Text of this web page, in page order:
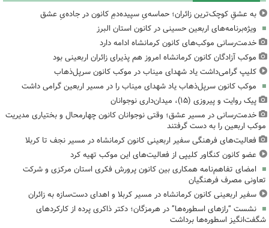
به عشقِ کوچک‌ترین زائران؛ حماسه‌یِ سپیده‌دمِ کانون در جاده‌یِ عشق
ویژه‌برنامه‌های اربعین حسینی در کانون استان البرز
خدمت‌رسانی موکب‌های کانون کرمانشاه ادامه دارد
موکب آزادگان کانون کرمانشاه امروز هم پذیرای زائران اربعینی بود
کلیپ گرامی‌داشت یاد شهدای میناب در موکب کانون سرپل‌ذهاب
موکب کانون سرپل‌ذهاب یاد شهدای میناب را در مسیر اربعین گرامی داشت
پیک روایت و پیروزی (۱۵)، میدان‌داری نوجوانان
خدمت‌رسانی در مسیر عشق؛ وقتی نوجوانان کانون چهارمحال و بختیاری مدیریت
موکب اربعین را به دست گرفتند
فعالیت‌های فرهنگی سفیر اربعینی کانون کرمانشاه در مسیر نجف تا کربلا
عضو کانون کنگاور کلیپی از فعالیت‌های این موکب تهیه کرد
امضای تفاهم‌نامه همکاری بین کانون پرورش فکری استان مرکزی و شرکت
تعاونی مصرف فرهنگیان
سفیر اربعینی کانون کرمانشاه در مسیر کربلا و اهدای دست‌سازه به زائران
نشست “رازهای اسطوره‌ها” در هرمزگان؛ دکتر ذاکری پرده از کارکردهای
شگفت‌انگیز اسطوره‌ها برداشت